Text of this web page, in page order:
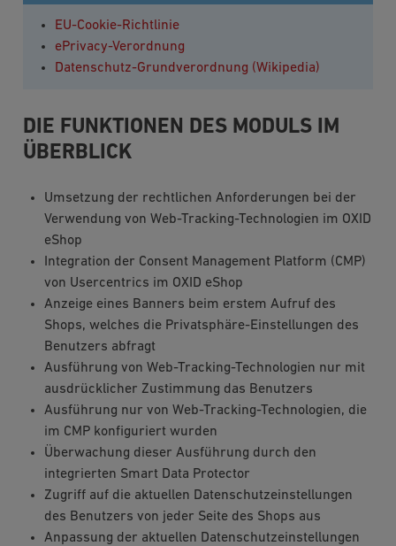
EU-Cookie-Richtlinie
ePrivacy-Verordnung
Datenschutz-Grundverordnung (Wikipedia)
DIE FUNKTIONEN DES MODULS IM
ÜBERBLICK
Umsetzung der rechtlichen Anforderungen bei der
Verwendung von Web-Tracking-Technologien im OXID
eShop
Integration der Consent Management Platform (CMP)
von Usercentrics im OXID eShop
Anzeige eines Banners beim erstem Aufruf des
Shops, welches die Privatsphäre-Einstellungen des
Benutzers abfragt
Ausführung von Web-Tracking-Technologien nur mit
ausdrücklicher Zustimmung das Benutzers
Ausführung nur von Web-Tracking-Technologien, die
im CMP konfiguriert wurden
Überwachung dieser Ausführung durch den
integrierten Smart Data Protector
Zugriff auf die aktuellen Datenschutzeinstellungen
des Benutzers von jeder Seite des Shops aus
Anpassung der aktuellen Datenschutzeinstellungen